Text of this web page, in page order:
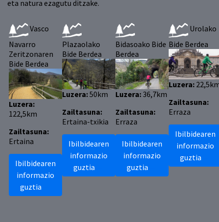
eta natura ezagutu ditzake.
Vasco
Navarro
Zeritzonaren
Bide Berdea
Luzera:
122,5km
Zailtasuna:
Ertaina
Ibilbidearen
informazio
guztia
Plazaolako
Bide Berdea
Luzera:50km
Zailtasuna:
Ertaina-txikia
Ibilbidearen
informazio
guztia
Bidasoako Bide
Berdea
Luzera: 36,7km
Zailtasuna:
Erraza
Ibilbidearen
informazio
guztia
Urolako
Bide Berdea
Luzera:
Zailtasuna:
Erraza
Ibilbidearen
informazio
guztia